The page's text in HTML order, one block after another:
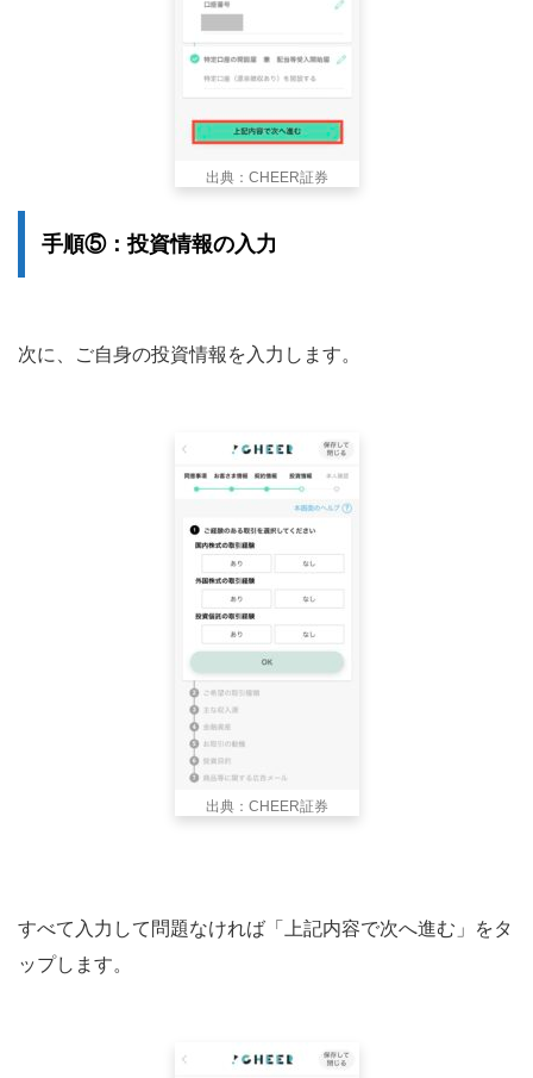
出典：CHEER証券
手順⑤：投資情報の入力
次に、ご自身の投資情報を入力します。
出典：CHEER証券
すべて入力して問題なければ「上記内容で次へ進む」をタ
ップします。